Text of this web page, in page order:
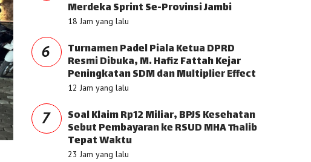
Merdeka Sprint Se-Provinsi Jambi
18 Jam yang lalu
6 Turnamen Padel Piala Ketua DPRD
Resmi Dibuka, M. Hafiz Fattah Kejar
Peningkatan SDM dan Multiplier Effect
12 Jam yang lalu
7 Soal Klaim Rp12 Miliar, BPJS Kesehatan
Sebut Pembayaran ke RSUD MHA Thalib
Tepat Waktu
23 Jam yang lalu